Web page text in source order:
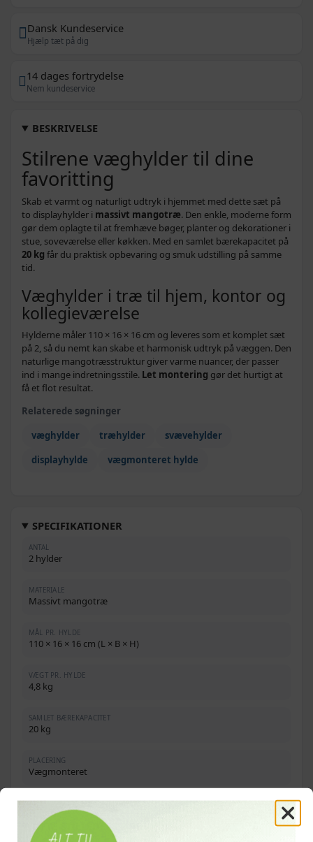
Dansk Kundeservice
Hjælp tæt på dig
14 dages fortrydelse
Nem kundeservice
BESKRIVELSE
Stilrene væghylder til dine
favoritting
Skab et varmt og naturligt udtryk i hjemmet med dette sæt på
to displayhylder i massivt mangotræ. Den enkle, moderne form
gør dem oplagte til at fremhæve bøger, planter og dekorationer i
stue, soveværelse eller køkken. Med en samlet bærekapacitet på
20 kg får du praktisk opbevaring og smuk udstilling på samme
tid.
Væghylder i træ til hjem, kontor og
kollegieværelse
Hylderne måler 110 × 16 × 16 cm og leveres som et komplet sæt
på 2, så du nemt kan skabe et harmonisk udtryk på væggen. Den
naturlige mangotræsstruktur giver varme nuancer, der passer
ind i mange indretningsstile. Let montering gør det hurtigt at
få et flot resultat.
Relaterede søgninger
væghylder
træhylder
svævehylder
displayhylde
vægmonteret hylde
SPECIFIKATIONER
ANTAL
2 hylder
MATERIALE
Massivt mangotræ
MÅL PR. HYLDE
110 × 16 × 16 cm (L × B × H)
VÆGT PR. HYLDE
4,8 kg
SAMLET BÆREKAPACITET
20 kg
PLACERING
Vægmonteret
OFTE STILLEDE SPØRGSMÅL